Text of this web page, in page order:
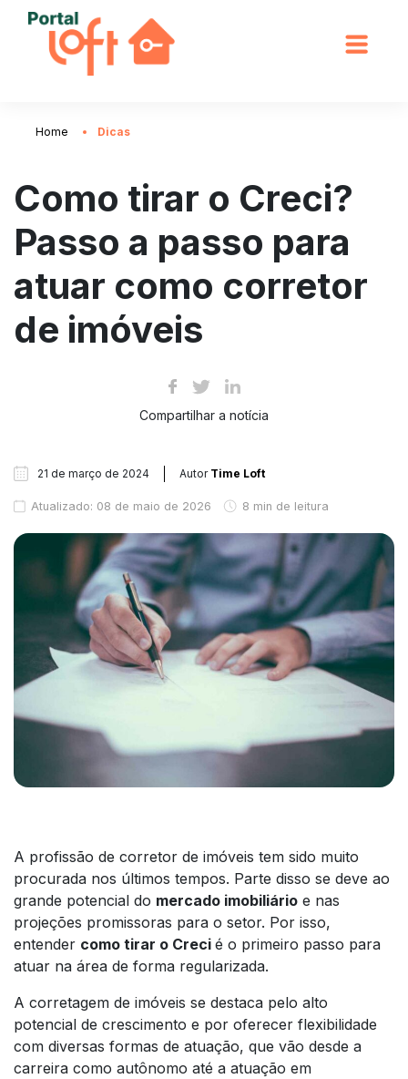
Home Dicas
Como tirar o Creci?
Passo a passo para
atuar como corretor
de imóveis
Compartilhar a notícia
21 de março de 2024 Autor Time Loft
Atualizado: 08 de maio de 2026 8 min de leitura
A profissão de corretor de imóveis tem sido muito
procurada nos últimos tempos. Parte disso se deve ao
grande potencial do mercado imobiliário e nas
projeções promissoras para o setor. Por isso,
entender como tirar o Creci é o primeiro passo para
atuar na área de forma regularizada.
A corretagem de imóveis se destaca pelo alto
potencial de crescimento e por oferecer flexibilidade
com diversas formas de atuação, que vão desde a
carreira como autônomo até a atuação em